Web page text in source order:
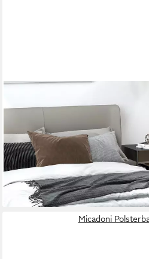
Polsterbank 100x36x45cm
(Packung, 1-St., Sitzbank &
Grün), Belastbar bis 120 kg, stilvolle
Textilien
99,99 €
lieferbar - in 6-8 Werktagen bei dir
Micadoni